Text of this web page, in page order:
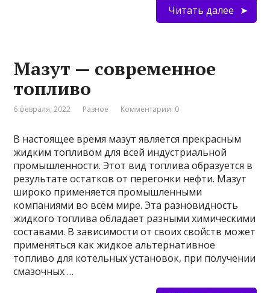
Читать далее
Мазут — современное
топливо
6 февраля, 2022 Разное Комментарии: 0
В настоящее время мазут является прекрасным
жидким топливом для всей индустриальной
промышленности. Этот вид топлива образуется в
результате остатков от перегонки нефти. Мазут
широко применяется промышленными
компаниями во всём мире. Эта разновидность
жидкого топлива обладает разными химическими
составами. В зависимости от своих свойств может
применяться как жидкое альтернативное
топливо для котельных установок, при получении
смазочных …